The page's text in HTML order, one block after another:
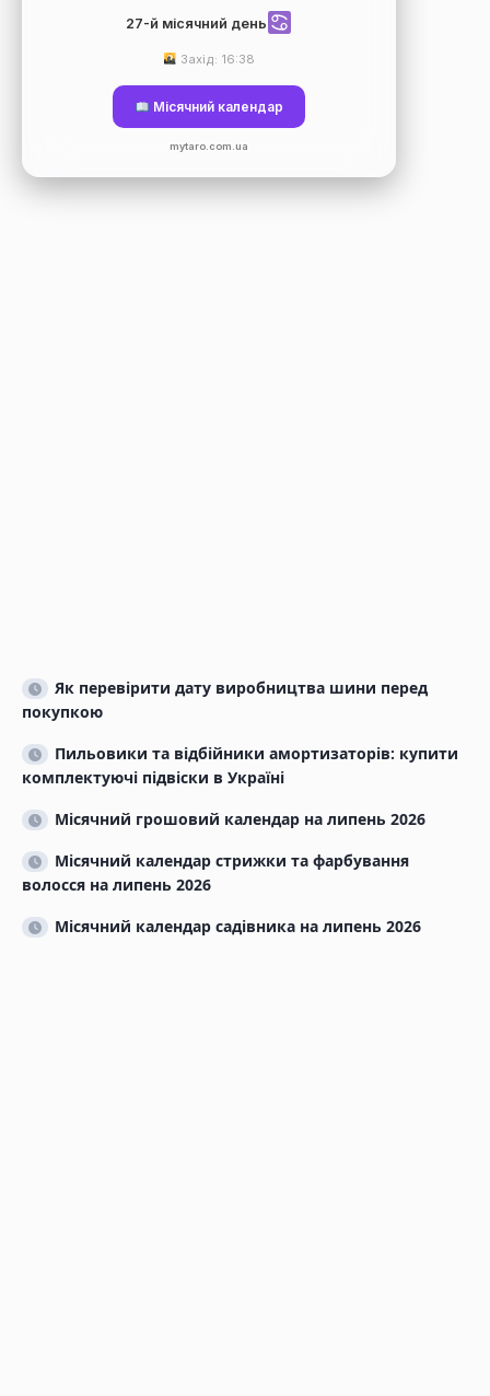
27-й місячний день
Захід: 16:38
Місячний календар
mytaro.com.ua
Як перевірити дату виробництва шини перед
покупкою
Пильовики та відбійники амортизаторів: купити
комплектуючі підвіски в Україні
Місячний грошовий календар на липень 2026
Місячний календар стрижки та фарбування
волосся на липень 2026
Місячний календар садівника на липень 2026